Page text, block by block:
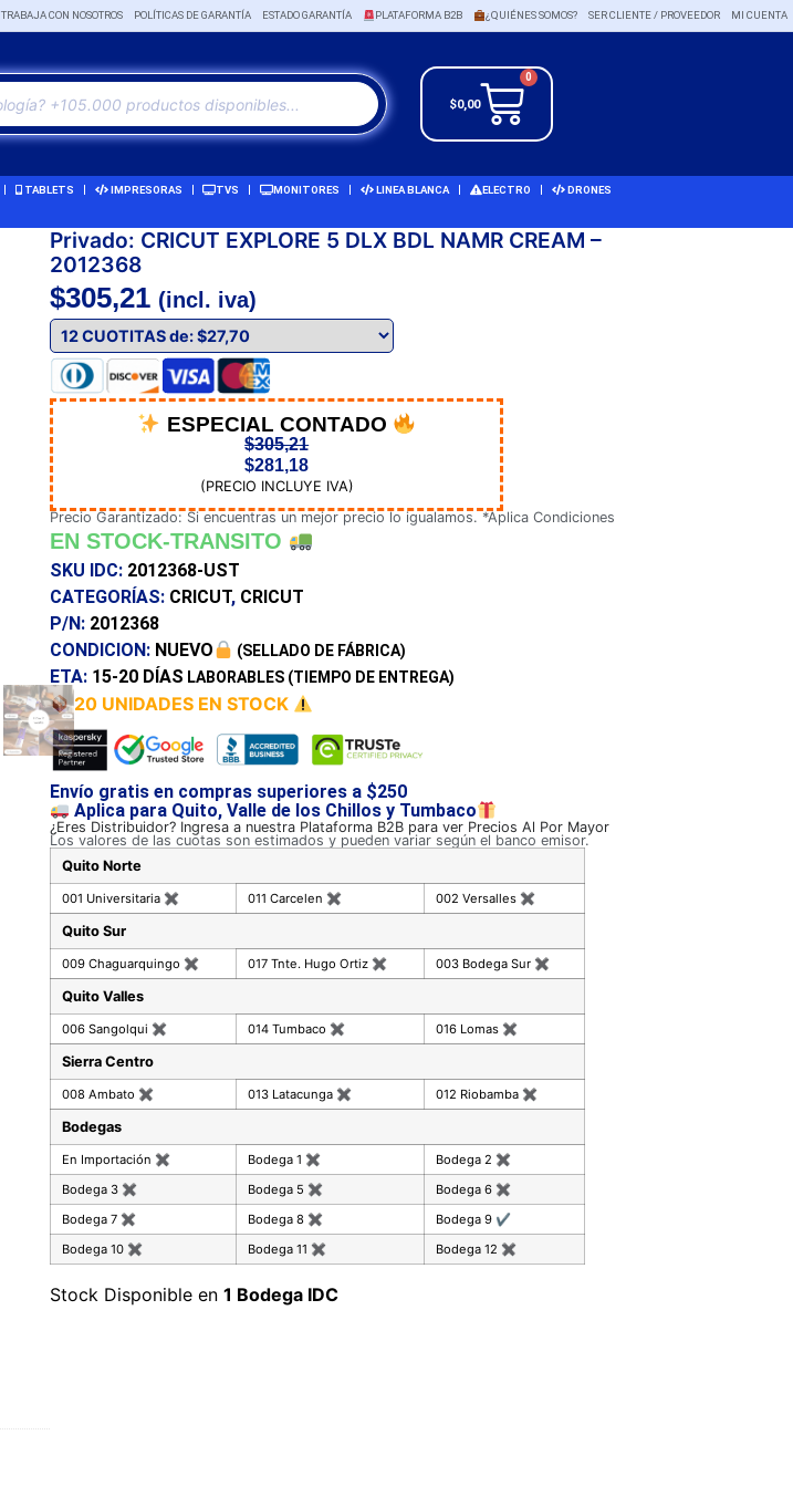
TRABAJA CON NOSOTROS POLÍTICAS DE GARANTÍA ESTADO GARANTÍA PLATAFORMA B2B ¿QUIÉNES SOMOS? SER CLIENTE / PROVEEDOR MI CUENTA
$0,00
0
TABLETS IMPRESORAS TVS MONITORES LINEA BLANCA ELECTRO DRONES
Privado: CRICUT EXPLORE 5 DLX BDL NAMR CREAM –
2012368
$305,21 (incl. iva)
ESPECIAL CONTADO
$305,21
$281,18
(PRECIO INCLUYE IVA)
Precio Garantizado: Si encuentras un mejor precio lo igualamos. *Aplica Condiciones
EN STOCK-TRANSITO
SKU IDC: 2012368-UST
CATEGORÍAS: CRICUT, CRICUT
P/N: 2012368
CONDICION: NUEVO (SELLADO DE FÁBRICA)
ETA: 15-20 DÍAS LABORABLES (TIEMPO DE ENTREGA)
20 UNIDADES EN STOCK
Envío gratis en compras superiores a $250
Aplica para Quito, Valle de los Chillos y Tumbaco
¿Eres Distribuidor? Ingresa a nuestra Plataforma B2B para ver Precios Al Por Mayor
Los valores de las cuotas son estimados y pueden variar según el banco emisor.
Quito Norte
001 Universitaria ✖ 011 Carcelen ✖ 002 Versalles ✖
Quito Sur
009 Chaguarquingo ✖ 017 Tnte. Hugo Ortiz ✖ 003 Bodega Sur ✖
Quito Valles
006 Sangolqui ✖ 014 Tumbaco ✖ 016 Lomas ✖
Sierra Centro
008 Ambato ✖ 013 Latacunga ✖ 012 Riobamba ✖
Bodegas
En Importación ✖ Bodega 1 ✖ Bodega 2 ✖
Bodega 3 ✖ Bodega 5 ✖ Bodega 6 ✖
Bodega 7 ✖ Bodega 8 ✖ Bodega 9 ✔
Bodega 10 ✖ Bodega 11 ✖ Bodega 12 ✖
Stock Disponible en 1 Bodega IDC